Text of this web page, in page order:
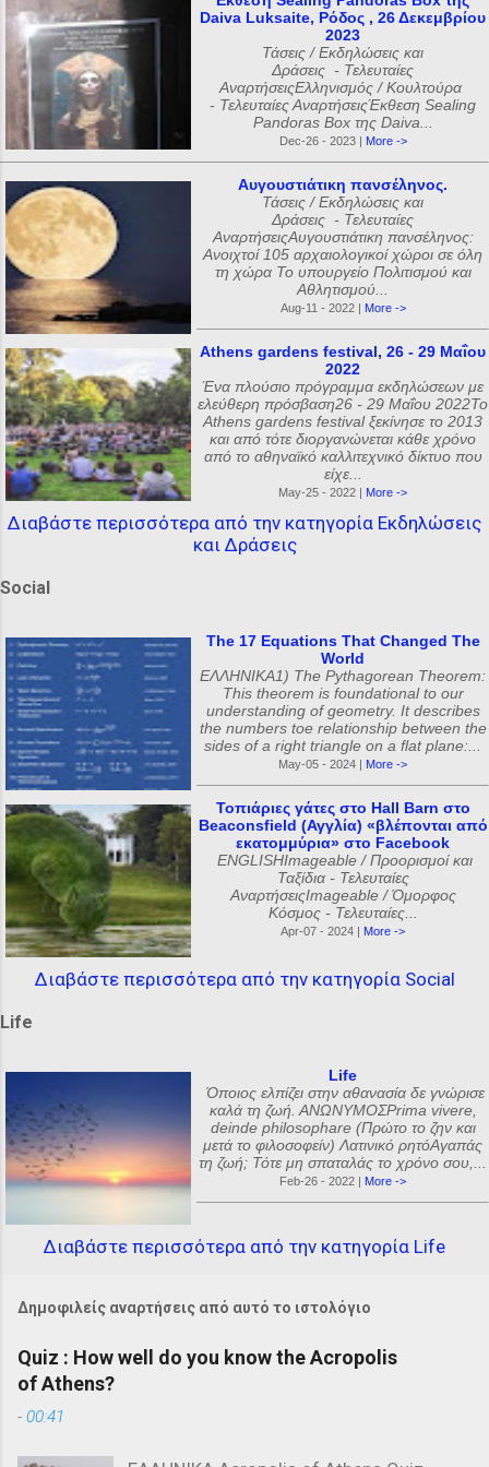
Daiva Luksaite, Ρόδος , 26 Δεκεμβρίου
2023
Τάσεις / Εκδηλώσεις και
Δράσεις - Τελευταίες
ΑναρτήσειςΕλληνισμός / Κουλτούρα
- Τελευταίες ΑναρτήσειςΈκθεση Sealing
Pandoras Box της Daiva...
Dec-26 - 2023 | More ->
Αυγουστιάτικη πανσέληνος.
Τάσεις / Εκδηλώσεις και
Δράσεις - Τελευταίες
ΑναρτήσειςΑυγουστιάτικη πανσέληνος:
Ανοιχτοί 105 αρχαιολογικοί χώροι σε όλη
τη χώρα Το υπουργείο Πολιτισμού και
Αθλητισμού...
Aug-11 - 2022 | More ->
Athens gardens festival, 26 - 29 Μαΐου
2022
Ένα πλούσιο πρόγραμμα εκδηλώσεων με
ελεύθερη πρόσβαση26 - 29 Μαΐου 2022Το
Athens gardens festival ξεκίνησε το 2013
και από τότε διοργανώνεται κάθε χρόνο
από το αθηναϊκό καλλιτεχνικό δίκτυο που
είχε...
May-25 - 2022 | More ->
Διαβάστε περισσότερα από την κατηγορία Εκδηλώσεις
και Δράσεις
Social
The 17 Equations That Changed The
World
ΕΛΛΗΝΙΚΑ1) The Pythagorean Theorem:
This theorem is foundational to our
understanding of geometry. It describes
the numbers toe relationship between the
sides of a right triangle on a flat plane:...
May-05 - 2024 | More ->
Τοπιάριες γάτες στο Hall Barn στο
Beaconsfield (Αγγλία) «βλέπονται από
εκατομμύρια» στο Facebook
ENGLISHImageable / Προορισμοί και
Ταξίδια - Τελευταίες
ΑναρτήσειςImageable / Όμορφος
Κόσμος - Τελευταίες...
Apr-07 - 2024 | More ->
Διαβάστε περισσότερα από την κατηγορία Social
Life
Life
Όποιος ελπίζει στην αθανασία δε γνώρισε
καλά τη ζωή. ΑΝΩΝΥΜΟΣPrima vivere,
deinde philosophare (Πρώτο το ζην και
μετά το φιλοσοφείν) Λατινικό ρητόΑγαπάς
τη ζωή; Τότε μη σπαταλάς το χρόνο σου,...
Feb-26 - 2022 | More ->
Διαβάστε περισσότερα από την κατηγορία Life
Δημοφιλείς αναρτήσεις από αυτό το ιστολόγιο
Quiz : How well do you know the Acropolis
of Athens?
- 00:41